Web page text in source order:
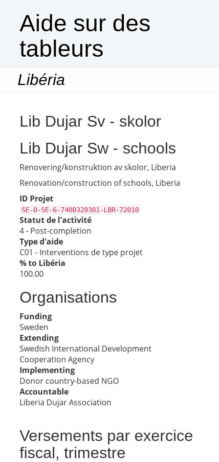
Aide sur des
tableurs
Libéria
Lib Dujar Sv - skolor
Lib Dujar Sw - schools
Renovering/konstruktion av skolor, Liberia
Renovation/construction of schools, Liberia
ID Projet
SE-0-SE-6-7400320301-LBR-72010
Statut de l'activité
4 - Post-completion
Type d'aide
C01 - Interventions de type projet
% to Libéria
100.00
Organisations
Funding
Sweden
Extending
Swedish International Development
Cooperation Agency
Implementing
Donor country-based NGO
Accountable
Liberia Dujar Association
Versements par exercice
fiscal, trimestre